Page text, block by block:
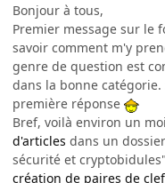
Bonjour à tous,
Premier message sur le
savoir comment m'y
genre de question est
dans la bonne catégorie.
première réponse
Bref, voilà environ un
d'articles dans un
sécurité et
création de paires de